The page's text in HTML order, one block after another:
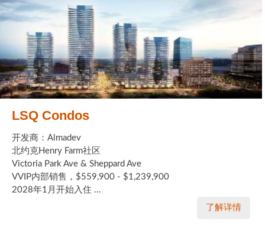
LSQ Condos
开发商：Almadev
北约克Henry Farm社区
Victoria Park Ave & Sheppard Ave
VVIP内部销售，$559,900 - $1,239,900
2028年1月开始入住 ...
了解详情